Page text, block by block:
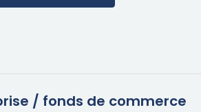
/ fonds de commerce